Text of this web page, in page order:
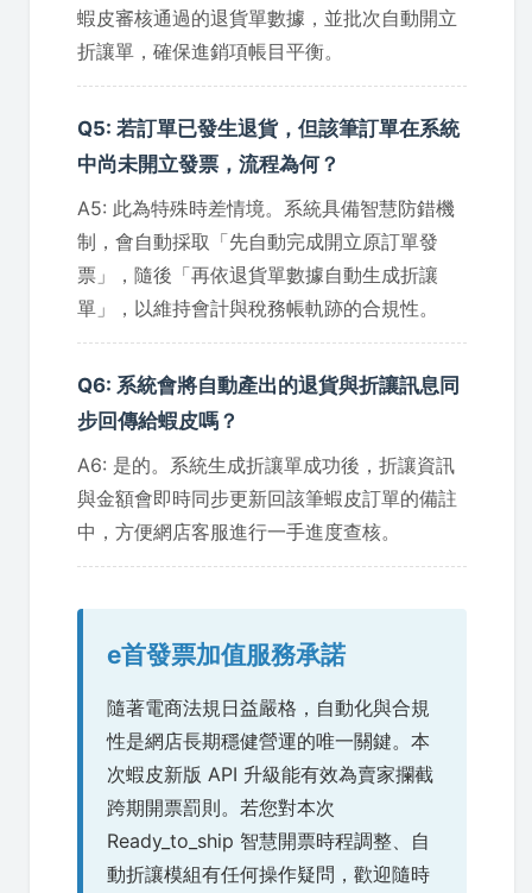
蝦皮審核通過的退貨單數據，並批次自動開立
折讓單，確保進銷項帳目平衡。
Q5: 若訂單已發生退貨，但該筆訂單在系統
中尚未開立發票，流程為何？
A5: 此為特殊時差情境。系統具備智慧防錯機
制，會自動採取「先自動完成開立原訂單發
票」，隨後「再依退貨單數據自動生成折讓
單」，以維持會計與稅務帳軌跡的合規性。
Q6: 系統會將自動產出的退貨與折讓訊息同
步回傳給蝦皮嗎？
A6: 是的。系統生成折讓單成功後，折讓資訊
與金額會即時同步更新回該筆蝦皮訂單的備註
中，方便網店客服進行一手進度查核。
e首發票加值服務承諾
隨著電商法規日益嚴格，自動化與合規
性是網店長期穩健營運的唯一關鍵。本
次蝦皮新版 API 升級能有效為賣家攔截
跨期開票罰則。若您對本次
Ready_to_ship 智慧開票時程調整、自
動折讓模組有任何操作疑問，歡迎隨時